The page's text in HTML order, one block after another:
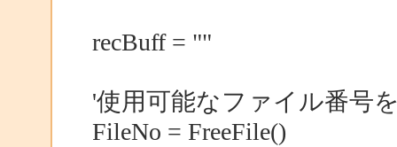
recBuff = ""
'使用可能なファイル番号
FileNo = FreeFile()